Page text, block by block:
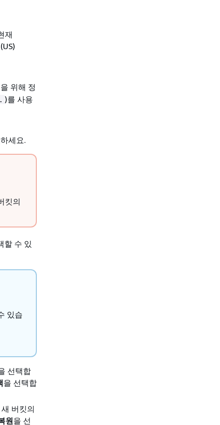
재
위해 정
. )를 사용
세요.
킷의
할 수 있
있습
선택합
을 선택합
버킷의
원을 선